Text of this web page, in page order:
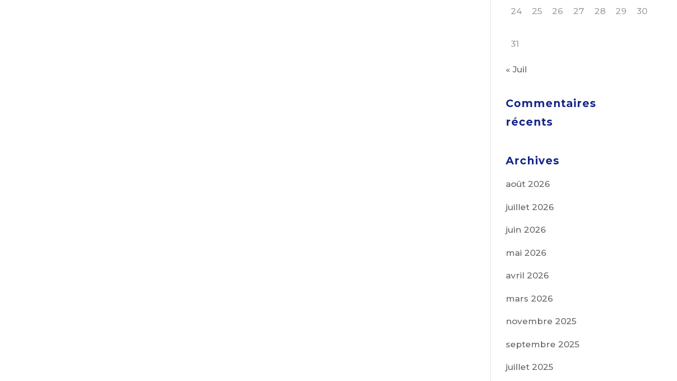
24 25 26 27 28 29 30
31
« Juil
Commentaires
récents
Archives
août 2026
juillet 2026
juin 2026
mai 2026
avril 2026
mars 2026
novembre 2025
septembre 2025
juillet 2025